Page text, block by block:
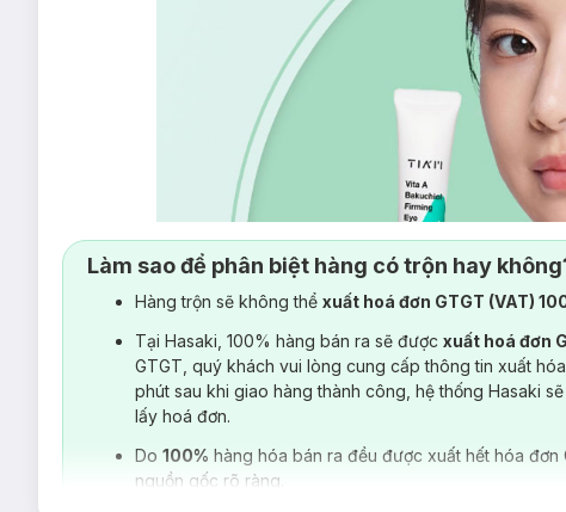
Làm sao để phân biệt hàng có trộn hay
Hàng trộn sẽ không thể xuất hoá đơn GTGT (VAT)
Tại Hasaki, 100% hàng bán ra sẽ được xuất hoá đơn
GTGT, quý khách vui lòng cung cấp thông tin xuất
phút sau khi giao hàng thành công, hệ thống Hasaki
lấy hoá đơn.
Do 100% hàng hóa bán ra đều được xuất hết hóa
nguồn gốc rõ ràng.